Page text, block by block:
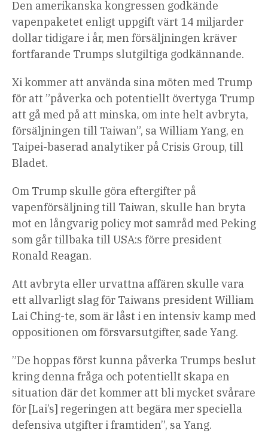
Den amerikanska kongressen godkände
vapenpaketet enligt uppgift värt 14 miljarder
dollar tidigare i år, men försäljningen kräver
fortfarande Trumps slutgiltiga godkännande.
Xi kommer att använda sina möten med Trump
för att ”påverka och potentiellt övertyga Trump
att gå med på att minska, om inte helt avbryta,
försäljningen till Taiwan”, sa William Yang, en
Taipei-baserad analytiker på Crisis Group, till
Bladet.
Om Trump skulle göra eftergifter på
vapenförsäljning till Taiwan, skulle han bryta
mot en långvarig policy mot samråd med Peking
som går tillbaka till USA:s förre president
Ronald Reagan.
Att avbryta eller urvattna affären skulle vara
ett allvarligt slag för Taiwans president William
Lai Ching-te, som är låst i en intensiv kamp med
oppositionen om försvarsutgifter, sade Yang.
”De hoppas först kunna påverka Trumps beslut
kring denna fråga och potentiellt skapa en
situation där det kommer att bli mycket svårare
för [Lai’s] regeringen att begära mer speciella
defensiva utgifter i framtiden”, sa Yang.